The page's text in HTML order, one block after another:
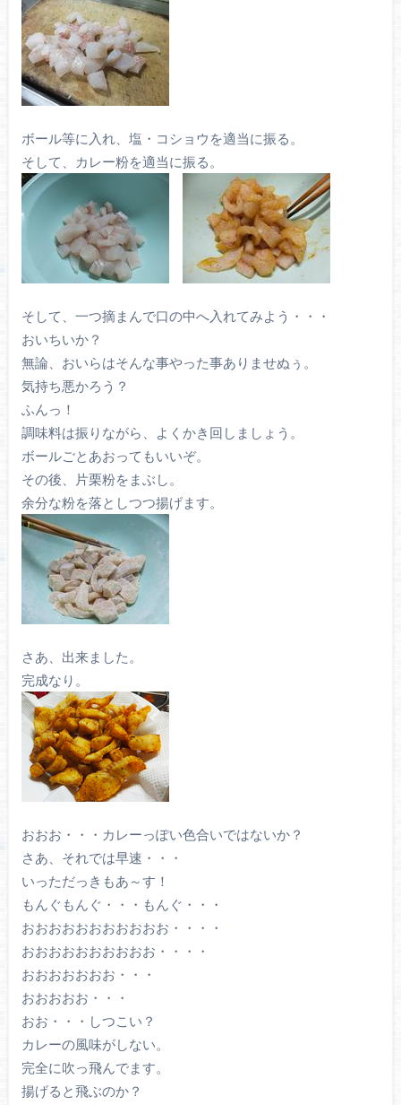
ボール等に入れ、塩・コショウを適当に振る。
そして、カレー粉を適当に振る。
そして、一つ摘まんで口の中へ入れてみよう・・・
おいちいか？
無論、おいらはそんな事やった事ありませぬぅ。
気持ち悪かろう？
ふんっ！
調味料は振りながら、よくかき回しましょう。
ボールごとあおってもいいぞ。
その後、片栗粉をまぶし。
余分な粉を落としつつ揚げます。
さあ、出来ました。
完成なり。
おおお・・・カレーっぽい色合いではないか？
さあ、それでは早速・・・
いっただっきもあ～す！
もんぐもんぐ・・・もんぐ・・・
おおおおおおおおおおお・・・・
おおおおおおおおおお・・・・
おおおおおおお・・・
おおおおお・・・
おお・・・しつこい？
カレーの風味がしない。
完全に吹っ飛んでます。
揚げると飛ぶのか？